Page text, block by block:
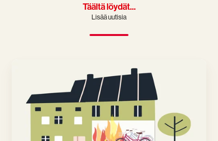
Täältä löydät...
Lisää uutisia
räjähtää